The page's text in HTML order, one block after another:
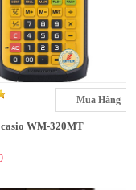
Mua Hàng
WM-320MT